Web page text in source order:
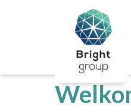
Voor de professional
Voor executives
Matching
Interim
/